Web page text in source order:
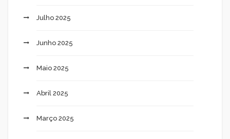
Julho 2025
Junho 2025
Maio 2025
Abril 2025
Março 2025